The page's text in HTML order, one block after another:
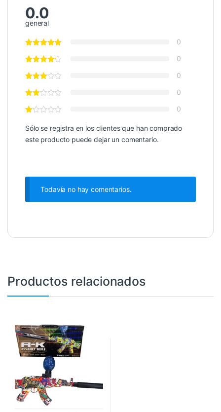
0.0
general
0
0
0
0
0
Sólo se registra en los clientes que han comprado
este producto puede dejar un comentario.
Todavía no hay comentarios.
Productos relacionados